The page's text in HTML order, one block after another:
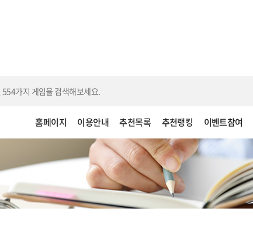
홈페이지 이용안내 추천목록 추천랭킹 이벤트참여